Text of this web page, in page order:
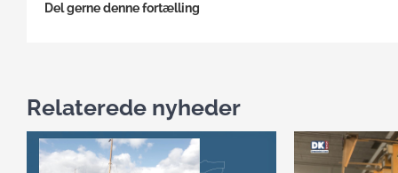
Del gerne denne fortælling
Relaterede nyheder